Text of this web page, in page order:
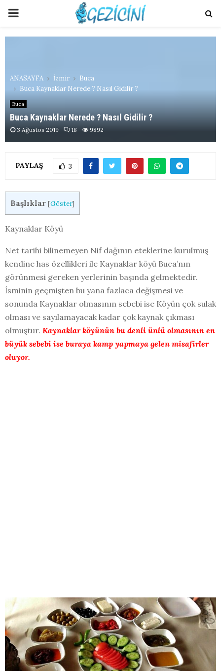
PRIMARY
MENU
ANASAYFA İzmir
Buca
Buca Kaynaklar Nerede ? Nasıl Gidilir ?
Buca
Buca Kaynaklar Nerede ? Nasıl Gidilir ?
3 Ağustos 2019 18 9892
PAYLAŞ 3
Başlıklar [Göster]
Kaynaklar Köyü
Net tarihi bilinemeyen Nif dağının eteklerine kurulmuş
kendine has özellikleri ile Kaynaklar köyü Buca’nın
görünmesi gereken yerlerinin başında gelmektedir.
İsminin geçmişten bu yana fazlaca değişmesi ve
sonunda Kaynaklar olmasının sebebi ise Köyün çok sulak
olması ve sayılamayacak kadar çok kaynak çıkması
olmuştur. Kaynaklar köyünün bu denli ünlü olmasının en
büyük sebebi ise buraya kamp yapmaya gelen misafirler
oluyor.